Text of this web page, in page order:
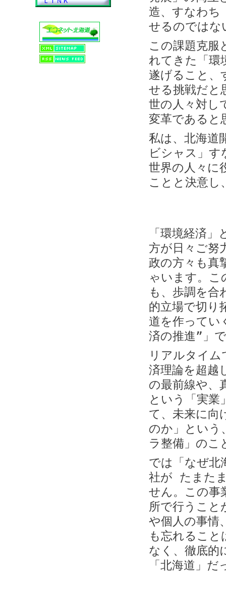
造、すなわち
せるのではな
この課題克服
れてきた「環
遂げること、
せる挑戦だと
世の人々対し
変革であると
私は、北海道
ビシャス」す
世界の人々に
ことと決意し
「環境経済
方が日々ご努
政の方々も真
ゃいます。こ
も、歩調を合
的立場で切り
道を作ってい
済の推進”」
リアルタイム
済理論を超越
の最前線や、
という「実
て、未来に向
のか」という
ラ整備」のこ
では「なぜ北
社が たまた
せん。この事
所で行うこと
や個人の事情
も忘れること
なく、徹底的
「北海道」